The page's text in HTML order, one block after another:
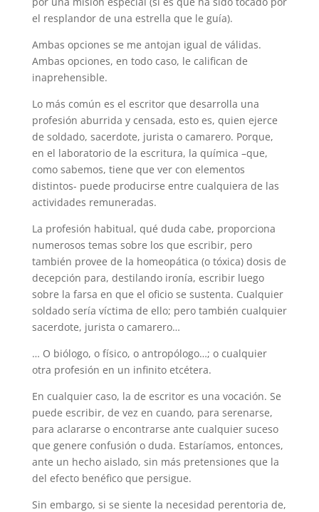
el resplandor de una estrella que le guía).
Ambas opciones se me antojan igual de válidas.
Ambas opciones, en todo caso, le califican de
inaprehensible.
Lo más común es el escritor que desarrolla una
profesión aburrida y censada, esto es, quien ejerce
de soldado, sacerdote, jurista o camarero. Porque,
en el laboratorio de la escritura, la química –que,
como sabemos, tiene que ver con elementos
distintos- puede producirse entre cualquiera de las
actividades remuneradas.
La profesión habitual, qué duda cabe, proporciona
numerosos temas sobre los que escribir, pero
también provee de la homeopática (o tóxica) dosis de
decepción para, destilando ironía, escribir luego
sobre la farsa en que el oficio se sustenta. Cualquier
soldado sería víctima de ello; pero también cualquier
sacerdote, jurista o camarero…
… O biólogo, o físico, o antropólogo…; o cualquier
otra profesión en un infinito etcétera.
En cualquier caso, la de escritor es una vocación. Se
puede escribir, de vez en cuando, para serenarse,
para aclararse o encontrarse ante cualquier suceso
que genere confusión o duda. Estaríamos, entonces,
ante un hecho aislado, sin más pretensiones que la
del efecto benéfico que persigue.
Sin embargo, si se siente la necesidad perentoria de,